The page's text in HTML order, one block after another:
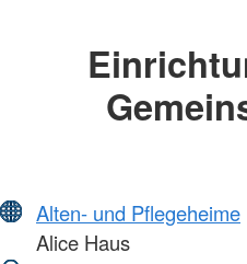
Alten- und Pflegeheime
Alice Haus